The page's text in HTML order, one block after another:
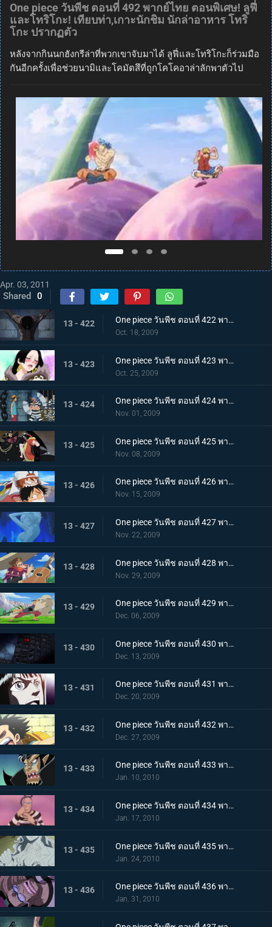
One piece วันพีช ตอนที่ 492 พากย์ไทย ตอนพิเศษ! ลูฟี่
และโทริโกะ! เทียบท่า,เกาะนักชิม นักล่าอาหาร โทริ
โกะ ปรากฏตัว
หลังจากกินนกฮังกรีล่าที่พวกเขาจับมาได้ ลูฟี่และโทริโกะก็ร่วมมือ
กันอีกครั้งเพื่อช่วยนามิและโคมัตสึที่ถูกโคโคอาล่าลักพาตัวไป
Apr. 03, 2011
Shared 0
13 - 422 One piece วันพีช ตอนที่ 422 พากย์ไทย การบุกที่เสี่ยงด้วยชีวิต! คุกนรกใต้สมุทรอิมเพลดาวน์
Oct. 18, 2009
13 - 423 One piece วันพีช ตอนที่ 423 พากย์ไทย พบกันอีกครั้งในนรก!? ผู้มีพลังผลบาระบาระ!
Oct. 25, 2009
13 - 424 One piece วันพีช ตอนที่ 424 พากย์ไทย ถล่มนรกดอกบัวแดง! กับแผนการสุดอลังการของบากี้
Nov. 01, 2009
13 - 425 One piece วันพีช ตอนที่ 425 พากย์ไทย ชายที่แข็งแกร่งที่สุดในคุก! มนุษย์พิษร้ายพัศดีมาเจลแลน
Nov. 08, 2009
13 - 426 One piece วันพีช ตอนที่ 426 พากย์ไทย ตอนพิเศษก่อนเข้าภาคมูฟวี่ ความทะเยอทะยานของราชสีห์ทองคำที่เริ่มเคลื่อนไหว!
Nov. 15, 2009
13 - 427 One piece วันพีช ตอนที่ 427 พากย์ไทย ตอนพิเศษก่อนเข้าภาคมูฟวี่! ลิตเติ้ลอีสต์บลูที่ถูกหมายตา!
Nov. 22, 2009
13 - 428 One piece วันพีช ตอนที่ 428 พากย์ไทย ตอนพิเศษก่อนเข้าภาคมูฟวี่! โจรสลัดอามิโก้บุกโจมตี!
Nov. 29, 2009
13 - 429 One piece วันพีช ตอนที่ 429 พากย์ไทย ตอนพิเศษก่อนเข้าภาคมูฟวี่! ศึกชี้ชะตา ลูฟี่ ปะทะ ลาร์โก้
Dec. 06, 2009
13 - 430 One piece วันพีช ตอนที่ 430 พากย์ไทย เจ็ดเทพโจรสลัดที่ถูกจองจำ! ชายชาตรีแห่งท้องทะเล "จินเบ"
Dec. 13, 2009
13 - 431 One piece วันพีช ตอนที่ 431 พากย์ไทย กับดักของหัวหน้าผู้คุมชัลเดร! เลเวล 3 นรกแห่งความอดอยาก
Dec. 20, 2009
13 - 432 One piece วันพีช ตอนที่ 432 พากย์ไทย หงส์ขาวที่ถูกปลดปล่อย! พบกันอีกครั้งกับบอนเคร
Dec. 27, 2009
13 - 433 One piece วันพีช ตอนที่ 433 พากย์ไทย พัศดีมาเจลแลนเริ่มเคลื่อนไหว จนตรอก!หมวกฟางถูกล้อม
Jan. 10, 2010
13 - 434 One piece วันพีช ตอนที่ 434 พากย์ไทย กำลังพลทั้งหมดมารวมตัว! ศึกตัดสินที่เลเวล 4 นรกไฟโลกันต์
Jan. 17, 2010
13 - 435 One piece วันพีช ตอนที่ 435 พากย์ไทย มาเจลแลนสุดแกร่ง! บอนเครหลบหนีโดยไม่สู้!
Jan. 24, 2010
13 - 436 One piece วันพีช ตอนที่ 436 พากย์ไทย รู้ผลแพ้ชนะ! ลูฟี่ทุ่มชีวิตโจมตีครั้งสุดท้าย
Jan. 31, 2010